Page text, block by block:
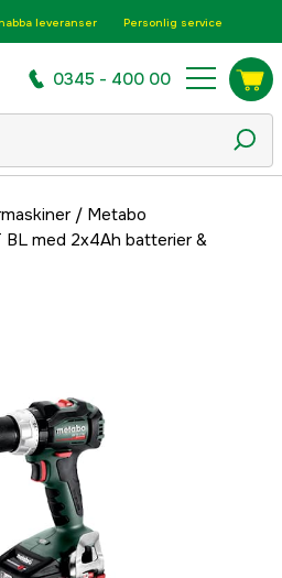
leveranser Personlig service
0345 - 400 00
/ Metabo
BL med 2x4Ah batterier &